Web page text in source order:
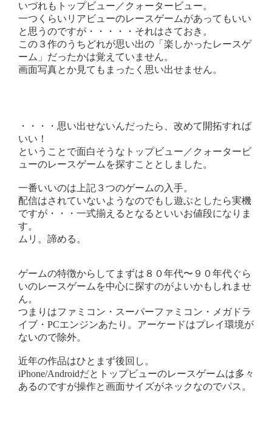
いづれもトップビュー／クォータービュー。
一つくらいリアビューのレースゲームがあってもいい
と思うのですが・・・・・それはさておき。
この３作のうちどれが思い出の「楽しかったレースゲ
ーム」だったかは覚えていません。
画面写真とか見てもまったく思い出せません。
・・・・思い出せないんだったら、改めて開拓すれば
いい！
ということで面白そうなトップビュー／クォータービ
ューのレースゲームを探すこととしました。
一番いいのは上記３つのゲームの入手。
配信はされていないようなのでもし遊ぶとしたら実機
ですが・・・一式揃えるとなるといいお値段になりま
す。
ムリ。諦める。
ゲームの特徴からしてまずは８０年代〜９０年代ぐら
いのレースゲームを中心に探すのがよいかもしれませ
ん。
つまりはファミコン・スーパーファミコン・メガドラ
イブ・PCエンジンあたり。アーケードはプレイ環境が
ないので除外。
近年の作品はひとまず後回し。
iPhone/Androidだとトップビューのレースゲームは多々
あるのですが操作と画面サイズがネックなのでパス。